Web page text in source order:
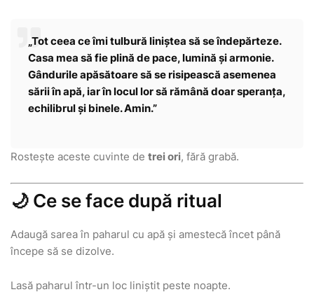
„Tot ceea ce îmi tulbură liniștea să se îndepărteze.
Casa mea să fie plină de pace, lumină și armonie.
Gândurile apăsătoare să se risipească asemenea
sării în apă, iar în locul lor să rămână doar speranța,
echilibrul și binele. Amin.”
Rostește aceste cuvinte de trei ori, fără grabă.
🌙 Ce se face după ritual
Adaugă sarea în paharul cu apă și amestecă încet până
începe să se dizolve.
Lasă paharul într-un loc liniștit peste noapte.